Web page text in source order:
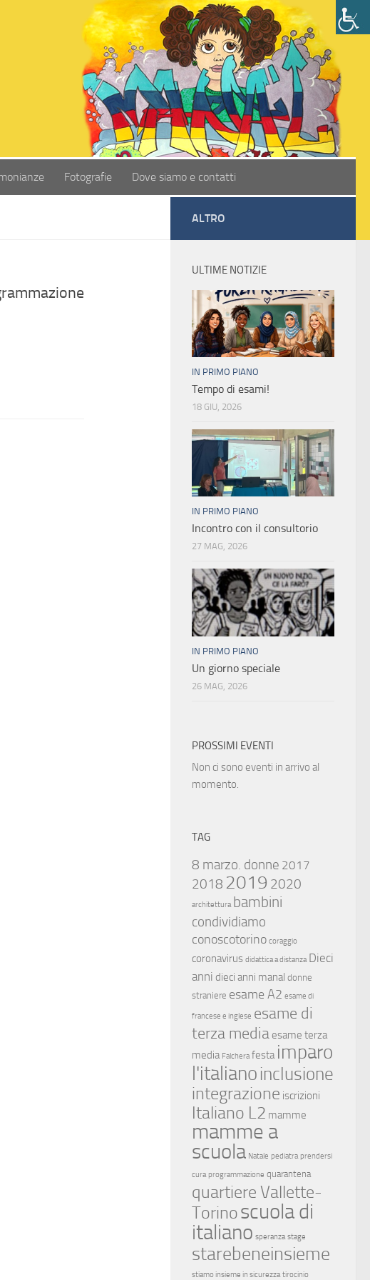
Fotografie Dove siamo e contatti
ALTRO
ULTIME NOTIZIE
IN PRIMO PIANO
Tempo di esami!
18 GIU, 2026
IN PRIMO PIANO
Incontro con il consultorio
27 MAG, 2026
IN PRIMO PIANO
Un giorno speciale
26 MAG, 2026
PROSSIMI EVENTI
Non ci sono eventi in arrivo al
momento.
TAG
8 marzo. donne 2017
2018 2019 2020
architettura bambini
condividiamo
conoscotorino coraggio
coronavirus didattica a distanza Dieci
anni dieci anni manal donne
straniere esame A2 esame di
francese e inglese esame di
terza media esame terza
media Falchera festa imparo
l'italiano inclusione
integrazione iscrizioni
Italiano L2 mamme
mamme a
scuola Natale pediatra prendersi
cura programmazione quarantena
quartiere Vallette-
Torinoscuola di
italiano speranza stage
starebeneinsieme
stiamo insieme in sicurezza tirocinio